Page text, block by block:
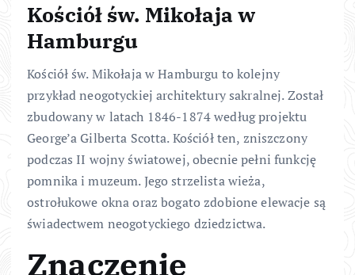
Kościół św. Mikołaja w
Hamburgu
Kościół św. Mikołaja w Hamburgu to kolejny
przykład neogotyckiej architektury sakralnej. Został
zbudowany w latach 1846-1874 według projektu
George’a Gilberta Scotta. Kościół ten, zniszczony
podczas II wojny światowej, obecnie pełni funkcję
pomnika i muzeum. Jego strzelista wieża,
ostrołukowe okna oraz bogato zdobione elewacje są
świadectwem neogotyckiego dziedzictwa.
Znaczenie